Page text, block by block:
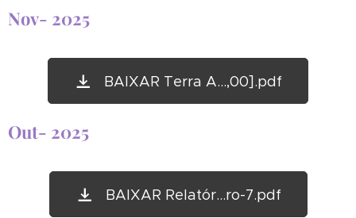
Nov- 2025
BAIXAR Terra A...,00].pdf
Out- 2025
BAIXAR Relatór...ro-7.pdf